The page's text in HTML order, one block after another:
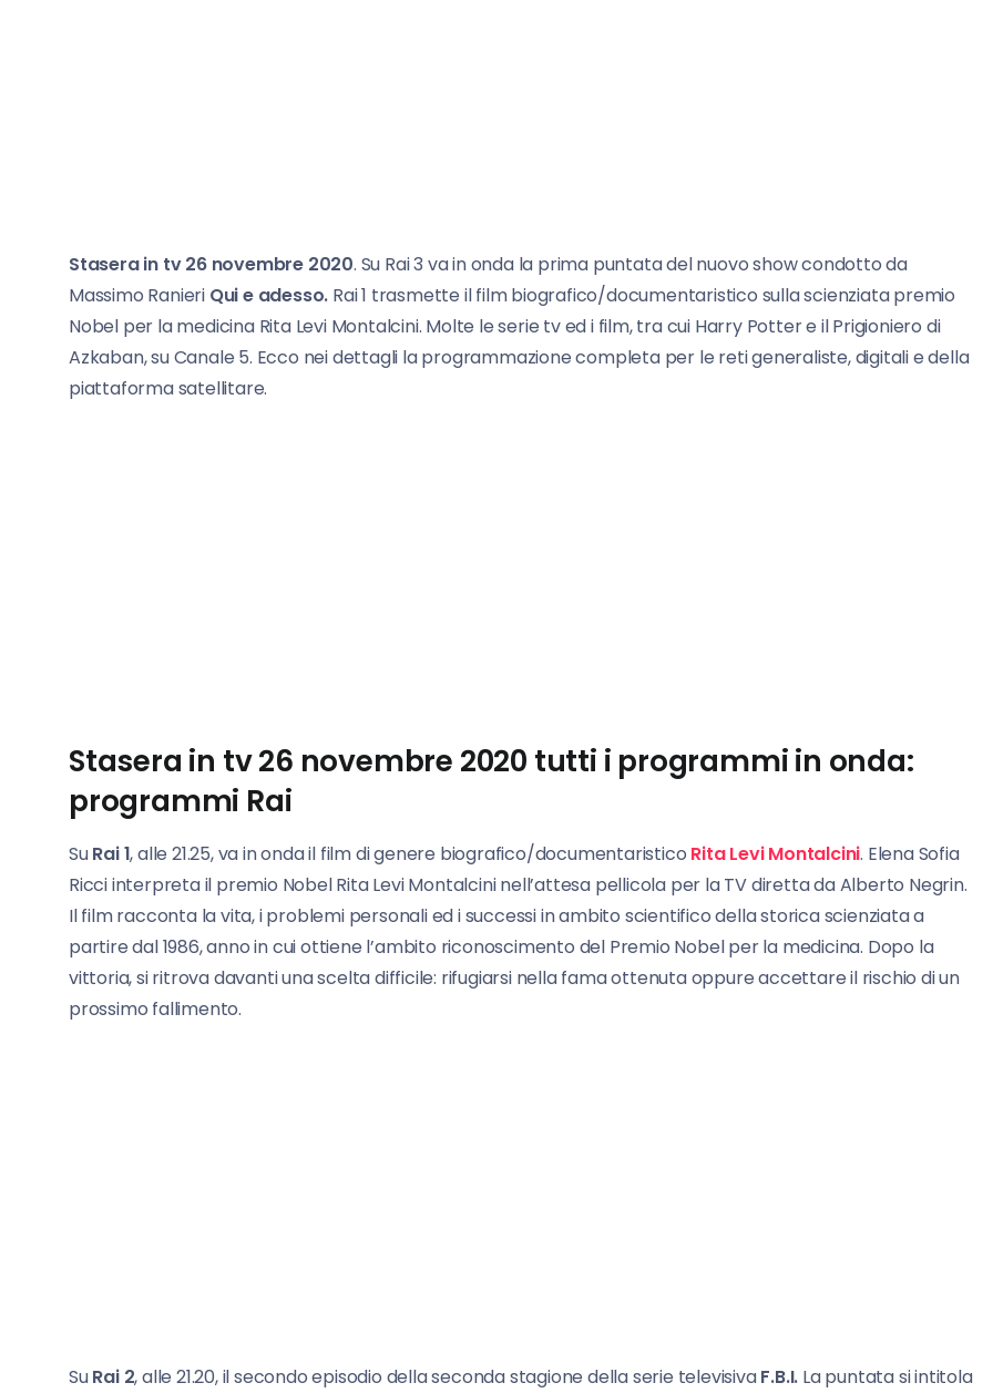
Stasera in tv 26 novembre 2020. Su Rai 3 va in onda la prima puntata del nuovo show condotto da
Massimo Ranieri Qui e adesso. Rai 1 trasmette il film biografico/documentaristico sulla scienziata premio
Nobel per la medicina Rita Levi Montalcini. Molte le serie tv ed i film, tra cui Harry Potter e il Prigioniero di
Azkaban, su Canale 5. Ecco nei dettagli la programmazione completa per le reti generaliste, digitali e della
piattaforma satellitare.
Stasera in tv 26 novembre 2020 tutti i programmi in onda:
programmi Rai
SuRai 1, alle 21.25, va in onda il film di genere biografico/documentaristico Rita Levi Montalcini. Elena Sofia
Ricci interpreta il premio Nobel Rita Levi Montalcini nell’attesa pellicola per la TV diretta da Alberto Negrin.
Il film racconta la vita, i problemi personali ed i successi in ambito scientifico della storica scienziata a
partire dal 1986, anno in cui ottiene l’ambito riconoscimento del Premio Nobel per la medicina. Dopo la
vittoria, si ritrova davanti una scelta difficile: rifugiarsi nella fama ottenuta oppure accettare il rischio di un
prossimo fallimento.
SuRai 2, alle 21.20, il secondo episodio della seconda stagione della serie televisivaF.B.I. La puntata si intitola